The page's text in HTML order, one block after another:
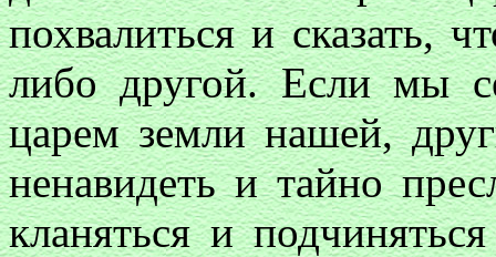
похвалиться и сказать,
либо другой. Если мы
царем земли нашей,
ненавидеть и тайно
кланяться и